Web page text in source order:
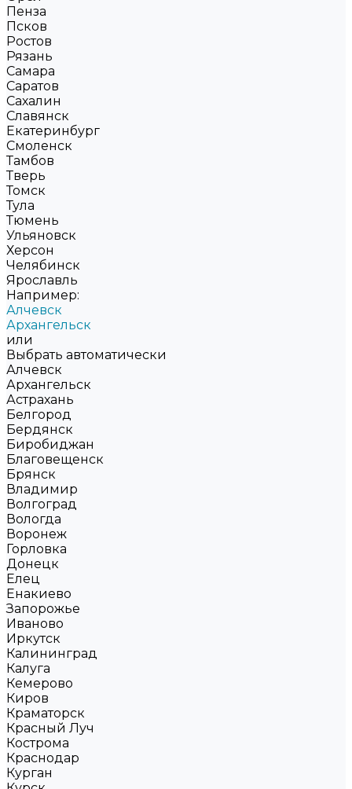
Пенза
Псков
Ростов
Рязань
Самара
Саратов
Сахалин
Славянск
Екатеринбург
Смоленск
Тамбов
Тверь
Томск
Тула
Тюмень
Ульяновск
Херсон
Челябинск
Ярославль
Например:
Алчевск
Архангельск
или
Выбрать автоматически
Алчевск
Архангельск
Астрахань
Белгород
Бердянск
Биробиджан
Благовещенск
Брянск
Владимир
Волгоград
Вологда
Воронеж
Горловка
Донецк
Елец
Енакиево
Запорожье
Иваново
Иркутск
Калининград
Калуга
Кемерово
Киров
Краматорск
Красный Луч
Кострома
Краснодар
Курган